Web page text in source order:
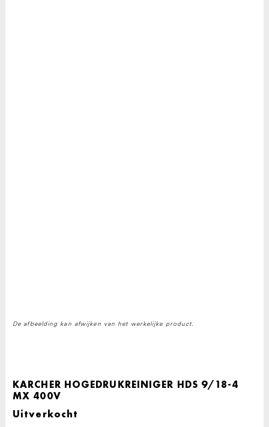
De afbeelding kan afwijken van het werkelijke product.
KARCHER HOGEDRUKREINIGER HDS 9/18-4
MX 400V
Uitverkocht